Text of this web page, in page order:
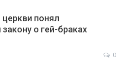
понял
о гей-браках
0